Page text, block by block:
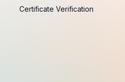
Certificate Verification